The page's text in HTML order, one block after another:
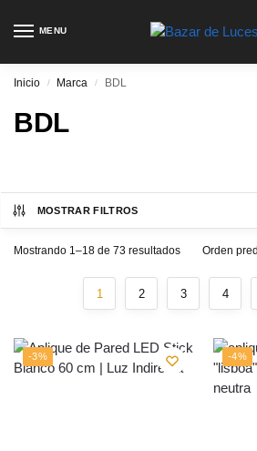
MENU
Inicio / Marca / BDL
BDL
MOSTRAR FILTROS
Mostrando 1–18 de 73 resultados
1 2 3 4
-3% -4%